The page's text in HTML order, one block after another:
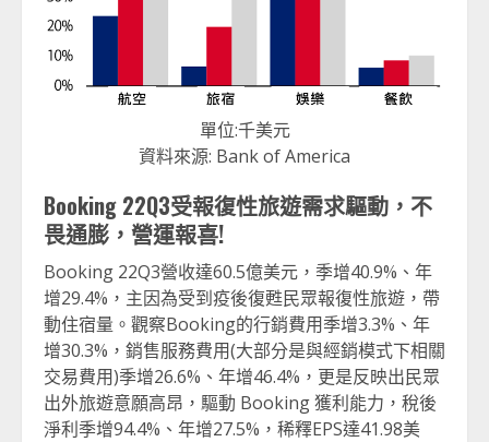
單位:千美元
資料來源: Bank of America
Booking 22Q3受報復性旅遊需求驅動，不
畏通膨，營運報喜!
Booking 22Q3營收達60.5億美元，季增40.9%、年
增29.4%，主因為受到疫後復甦民眾報復性旅遊，帶
動住宿量。觀察Booking的行銷費用季增3.3%、年
增30.3%，銷售服務費用(大部分是與經銷模式下相關
交易費用)季增26.6%、年增46.4%，更是反映出民眾
出外旅遊意願高昂，驅動 Booking 獲利能力，稅後
淨利季增94.4%、年增27.5%，稀釋EPS達41.98美